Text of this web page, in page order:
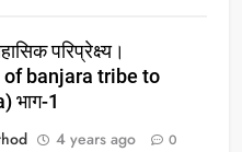
परिप्रेक्ष्य।
banjara tribe to
भाग-1
4 years ago 0